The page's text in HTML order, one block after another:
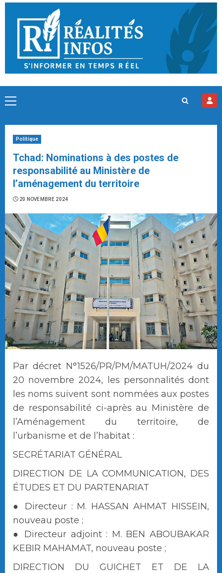
Skip
content
Primary
Politique
Tchad: Nominations à des postes de
responsabilité au Ministère de
l’aménagement du territoire
20 NOVEMBRE 2024
Par décret N°1526/PR/PM/MATUH/2024 du
20 novembre 2024, les personnalités dont
les noms suivent sont nommées aux postes
de responsabilité ci-après au Ministère de
l’Aménagement du territoire, de
l’urbanisme et de l’habitat :
SECRÉTARIAT GÉNÉRAL
DIRECTION DE LA COMMUNICATION, DES
ÉTUDES ET DU PARTENARIAT
● Directeur : M. HASSAN AHMAT HISSEIN,
nouveau poste ;
● Directeur adjoint : M. BEN ABOUBAKAR
KEBIR MAHAMAT, nouveau poste ;
DIRECTION DU GUICHET ET DE LA